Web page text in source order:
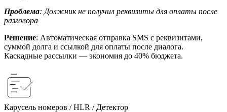
Проблема: Должник не получил реквизиты для оплаты после
разговора
Решение: Автоматическая отправка SMS с реквизитами,
суммой долга и ссылкой для оплаты после диалога.
Каскадные рассылки — экономия до 40% бюджета.
Карусель номеров / HLR / Детектор